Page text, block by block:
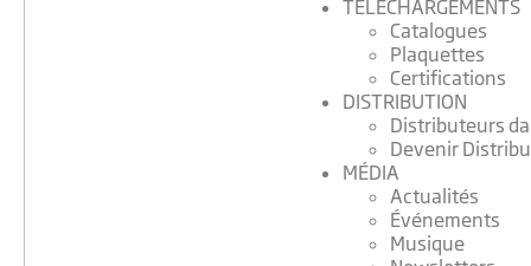
TÉLÉCHARGEMENTS
Catalogues
Plaquettes
Certifications
DISTRIBUTION
Distributeurs
Devenir
MÉDIA
Actualités
Événements
Musique